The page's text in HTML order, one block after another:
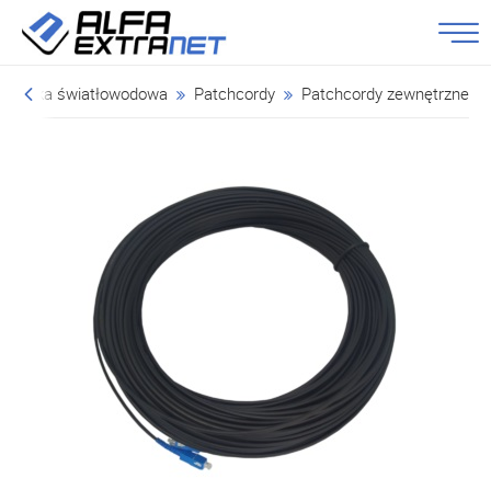
światłowodowa Patchcordy Patchcordy zewnętrzne